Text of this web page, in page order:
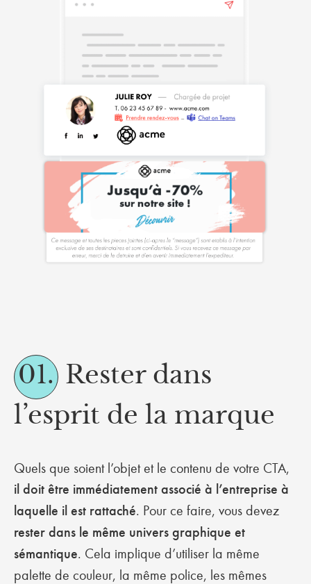
01. Rester dans
l’esprit de la marque
Quels que soient l’objet et le contenu de votre CTA,
il doit être immédiatement associé à l’entreprise à
laquelle il est rattaché. Pour ce faire, vous devez
rester dans le même univers graphique et
sémantique. Cela implique d’utiliser la même
palette de couleur, la même police, les mêmes